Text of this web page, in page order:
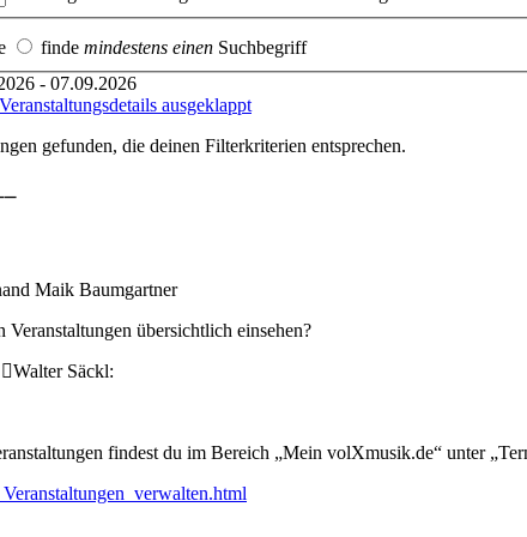
finde mindestens einen Suchbegriff
- 07.09.2026
ausgeklappt
gefunden, die deinen Filterkriterien entsprechen.
Maik Baumgartner
Veranstaltungen übersichtlich einsehen?
Walter Säckl:
findest du im Bereich „Mein volXmusik.de“ unter